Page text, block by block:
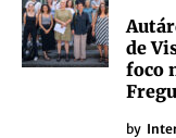
de
foco
by